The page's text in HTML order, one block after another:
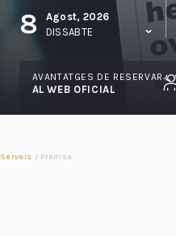
8
Agost, 2026
DISSABTE
AVANTATGES DE RESERVAR
AL WEB OFICIAL
Serveis / Premsa